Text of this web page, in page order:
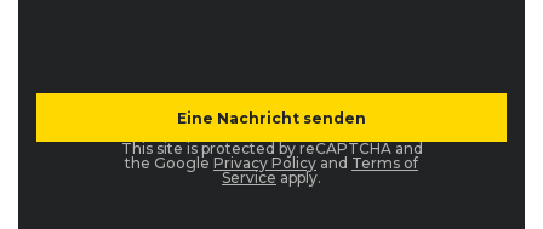
This site is protected by reCAPTCHA and
the Google Privacy Policy and Terms of
Service apply.